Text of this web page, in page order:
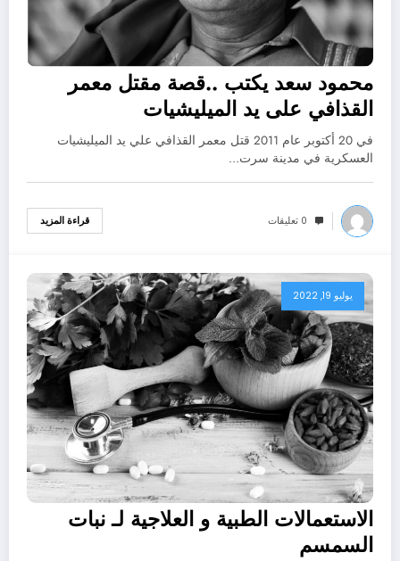
محمود سعد يكتب ..قصة مقتل معمر
القذافي على يد الميليشيات
في 20 أكتوبر عام 2011 قتل معمر القذافي علي يد الميليشيات
العسكرية في مدينة سرت…
0 تعليقات قراءة المزيد
يوليو 19, 2022
الاستعمالات الطبية و العلاجية لـ نبات
السمسم